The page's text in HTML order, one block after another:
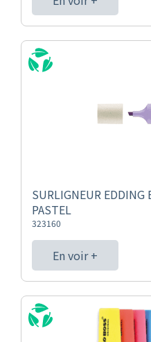
SURLIGNEUR EDDING
PASTEL
323160
En voir +